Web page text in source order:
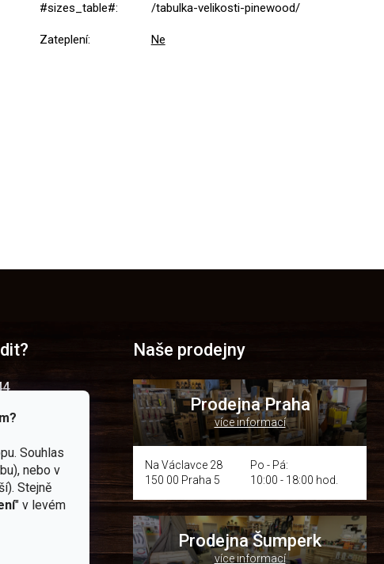
Souhlas
nebo v
Stejně
" v levém
#sizes_table#: /tabulka-velikosti-pinewood/
Zateplení: Ne
místě
Naše prodejny
Prodejna Praha
více informací
Na Václavce 28
150 00 Praha 5
Po - Pá:
10:00 - 18:00 hod.
Prodejna Šumperk
více informací